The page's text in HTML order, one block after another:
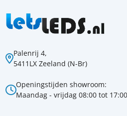
Palenrij 4,
5411LX Zeeland (N-Br)
Openingstijden showroom:
Maandag - vrijdag 08:00 tot 17:00